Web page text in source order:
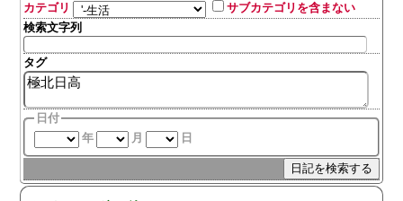
カテゴリ
サブカテゴリを含まない
検索文字列
タグ
日付
年
月 日